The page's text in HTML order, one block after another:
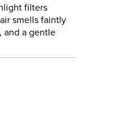
filters
smells faintly
and a gentle